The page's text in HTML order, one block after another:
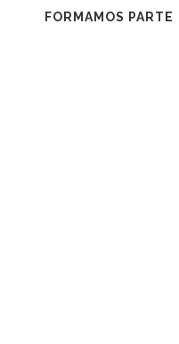
FORMAMOS PARTE